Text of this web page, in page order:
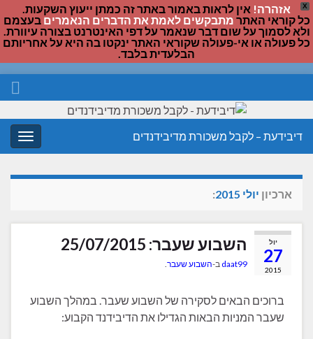
X אזהרה! אין לראות באמור באתר זה כמתן ייעוץ השקעות.
כל קוראי האתר מתבקשים לאמת את הדברים הנאמרים בעצמם
ולא לסמוך על שום דבר שנאמר על דפי האינטרנט בצורה עיוורת.
כל פעולה או אי-פעולה שקוראי האתר ינקטו בה היא על אחריותם
הבלעדית בלבד.
החלף
ניווט
דיבידעת – לקבל משכורת מדיבידנדים
ארכיון יולי 2015 :
יול
27
2015
השבוע שעבר: 25/07/2015
daat99 ב-השבוע שעבר
ברוכים הבאים לסקירה של השבוע שעבר. במהלך השבוע
שעבר המניות הבאות הגדילו את הדיבידנד הקבוע: